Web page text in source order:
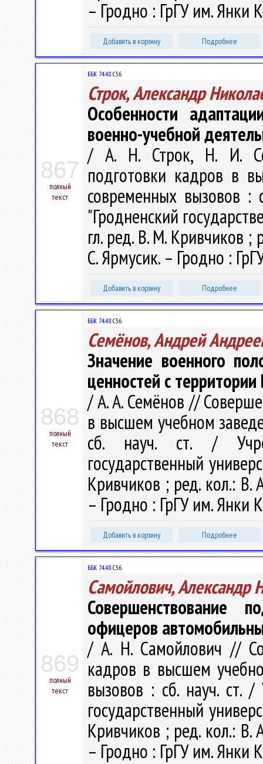
– Гродно : ГрГУ им. Янки
Добавить в корзину Подробнее
867
полный
текст
ББК 74.48 С56
Строк, Александр
Особенности
военно-учебной
/ А. Н. Строк, Н. И.
подготовки кадров в
современных вызовов :
"Гродненский
гл. ред. В. М. Кривчиков ;
С. Ярмусик. – Гродно :
Добавить в корзину Подробнее
868
полный
текст
ББК 74.48 С56
Семёнов, Андрей
Значение военного
ценностей с
/ А. А. Семёнов //
в высшем учебном
сб. науч. ст. /
государственный
Кривчиков ; ред. кол.: В.
– Гродно : ГрГУ им. Янки
Добавить в корзину Подробнее
869
полный
текст
ББК 74.48 С56
Самойлович, Александр
Совершенствование
офицеров
/ А. Н. Самойлович //
кадров в высшем
вызовов : сб. науч. ст. /
государственный
Кривчиков ; ред. кол.: В.
– Гродно : ГрГУ им. Янки